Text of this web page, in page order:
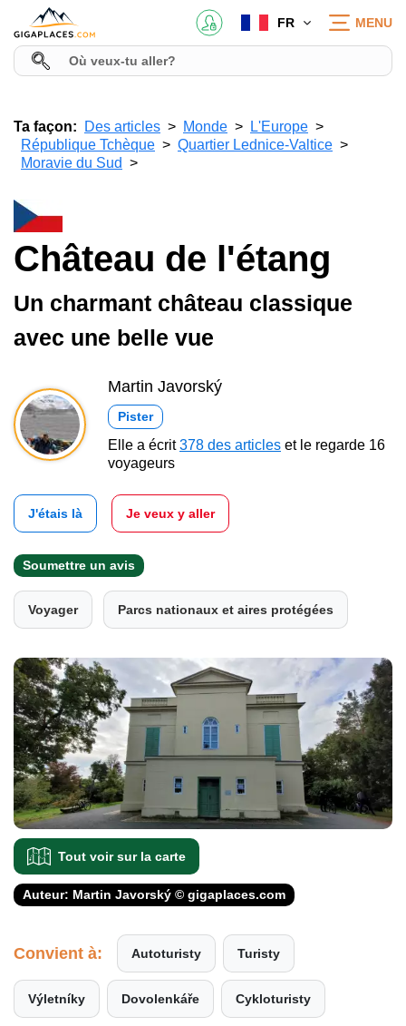
FR MENU
Ta façon: Des articles Monde
L'Europe
République Tchèque
Quartier Lednice-Valtice
Moravie du Sud
Château de l'étang
Un charmant château classique
avec une belle vue
Martin Javorský
Pister
Elle a écrit378 des articles et le regarde 16
voyageurs
J'étais là Je veux y aller
Soumettre un avis
Voyager Parcs nationaux et aires protégées
Tout voir sur la carte
Auteur: Martin Javorský © gigaplaces.com
Convient à: Autoturisty Turisty
Výletníky Dovolenkáře Cykloturisty